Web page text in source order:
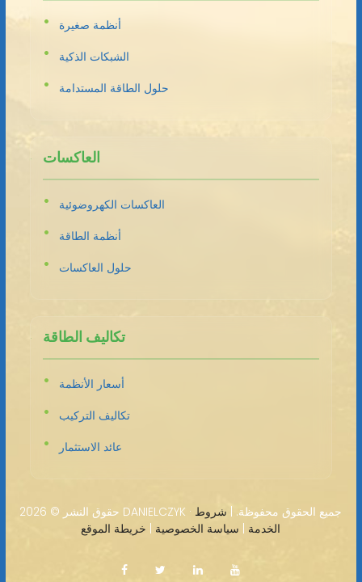
أنظمة صغيرة
الشبكات الذكية
حلول الطاقة المستدامة
العاكسات
العاكسات الكهروضوئية
أنظمة الطاقة
حلول العاكسات
تكاليف الطاقة
أسعار الأنظمة
تكاليف التركيب
عائد الاستثمار
حقوق النشر © 2026 DANIELCZYK · جميع الحقوق محفوظة. | شروط
الخدمة
سياسة الخصوصية خريطة الموقع